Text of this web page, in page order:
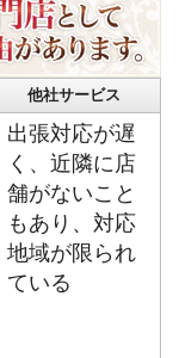
他社サービス
出張対応が遅
く、近隣に店
舗がないこと
もあり、対応
地域が限られ
ている